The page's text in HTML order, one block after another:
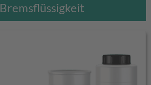
Bremsflüssigkeit